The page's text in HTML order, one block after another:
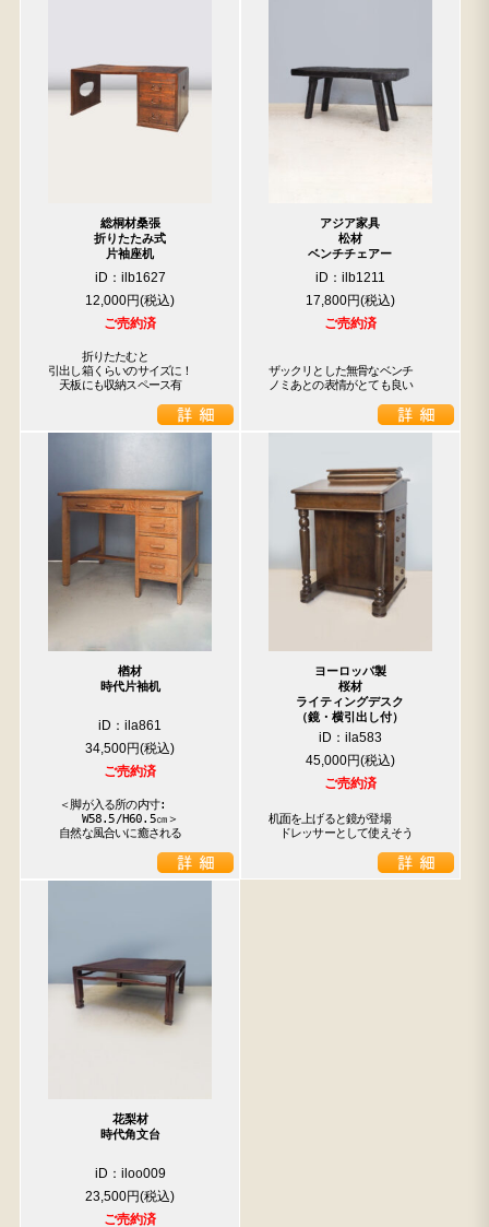
総桐材桑張
折りたたみ式
片袖座机
iD：ilb1627
12,000円
ご売約済
折りたたむと
引出し箱くらいのサイズに！
天板にも収納スペース有
アジア家具
松材
ベンチチェアー
iD：ilb1211
17,800円
ご売約済
ザックリとした無骨なベンチ
ノミあとの表情がとても良い
楢材
時代片袖机
iD：ila861
34,500円
ご売約済
＜脚が入る所の内寸:
W58.5/H60.5㎝＞
自然な風合いに癒される
ヨーロッパ製
桜材
ライティングデスク
（鏡・横引出し付）
iD：ila583
45,000円
ご売約済
机面を上げると鏡が登場
ドレッサーとして使えそう
花梨材
時代角文台
iD：iloo009
23,500円
ご売約済